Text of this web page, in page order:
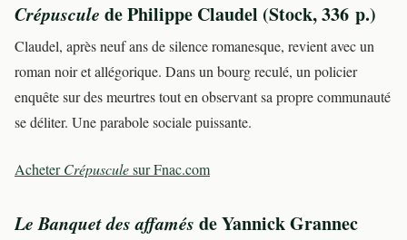
Crépuscule de Philippe Claudel (Stock, 336 p.)
Claudel, après neuf ans de silence romanesque, revient avec un
roman noir et allégorique. Dans un bourg reculé, un policier
enquête sur des meurtres tout en observant sa propre communauté
se déliter. Une parabole sociale puissante.
AcheterCrépusculesur Fnac.com
Le Banquet des affamés de Yannick Grannec